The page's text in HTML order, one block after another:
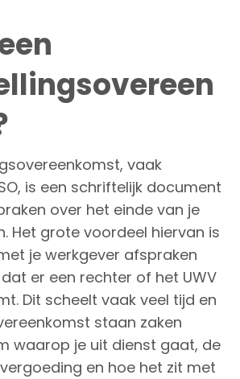
vaak
is een schriftelijk document
over het einde van je
Het grote voordeel hiervan is
je werkgever afspraken
er een rechter of het UWV
Dit scheelt vaak veel tijd en
staan zaken
waarop je uit dienst gaat, de
en hoe het zit met